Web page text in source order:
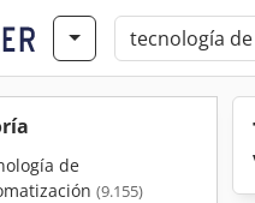
de
(9.155)